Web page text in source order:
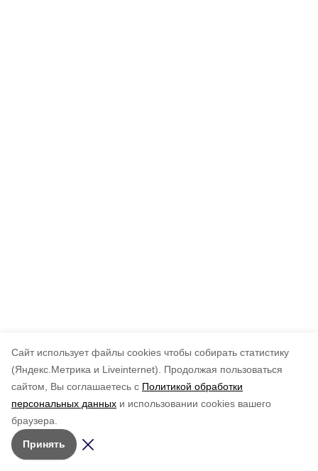
Cайт использует файлы cookies чтобы собирать статистику
(Яндекс.Метрика и Liveinternet).
Продолжая пользоваться
сайтом, Вы соглашаетесь с Политикой обработки
персональных данных и использовании cookies вашего
браузера.
Принять